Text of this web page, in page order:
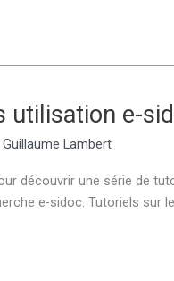
utilisation e-
Guillaume Lambert
découvrir une série de
e-sidoc. Tutoriels sur